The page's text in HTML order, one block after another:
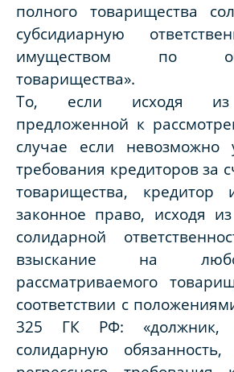
полного товарищества
субсидиарную
имуществом по
товарищества».
То, если исходя из
предложенной к
случае если невозможно
требования кредиторов за
товарищества, кредитор
законное право, исходя
солидарной
взыскание на
рассматриваемого
соответствии с
325 ГК РФ: «должник,
солидарную